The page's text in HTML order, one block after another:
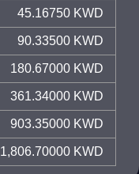
45.16750 KWD
90.33500 KWD
180.67000 KWD
361.34000 KWD
903.35000 KWD
1,806.70000 KWD